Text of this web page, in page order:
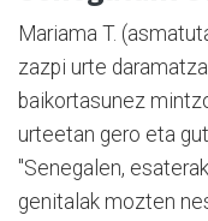
Mariama T.
zazpi urte
baikortasunez
urteetan gero eta
"Senegalen,
genitalak mozten